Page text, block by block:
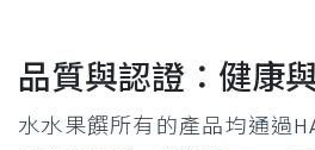
品質與認證：健康
水水果饌所有的產品均通過